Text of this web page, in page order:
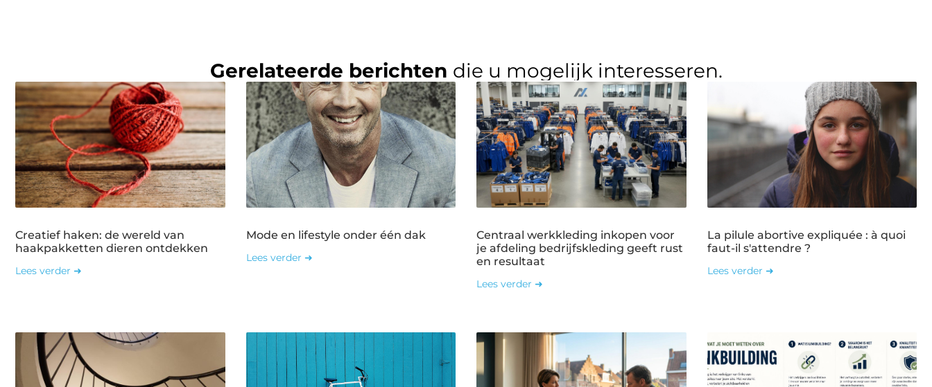
Gerelateerde berichten die u mogelijk interesseren.
Creatief haken: de wereld van
haakpakketten dieren ontdekken
Lees verder ➜
Mode en lifestyle onder één dak
Lees verder ➜
Centraal werkkleding inkopen voor
je afdeling bedrijfskleding geeft rust
en resultaat
Lees verder ➜
La pilule abortive expliquée : à quoi
faut-il s'attendre ?
Lees verder ➜